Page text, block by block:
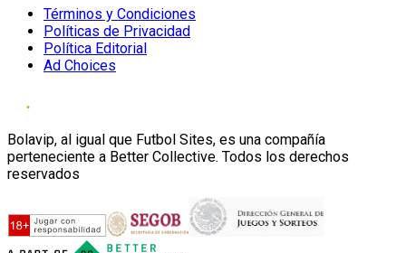
Términos y Condiciones
Políticas de Privacidad
Política Editorial
Ad Choices
Bolavip, al igual que Futbol Sites, es una compañía
perteneciente a Better Collective. Todos los derechos
reservados